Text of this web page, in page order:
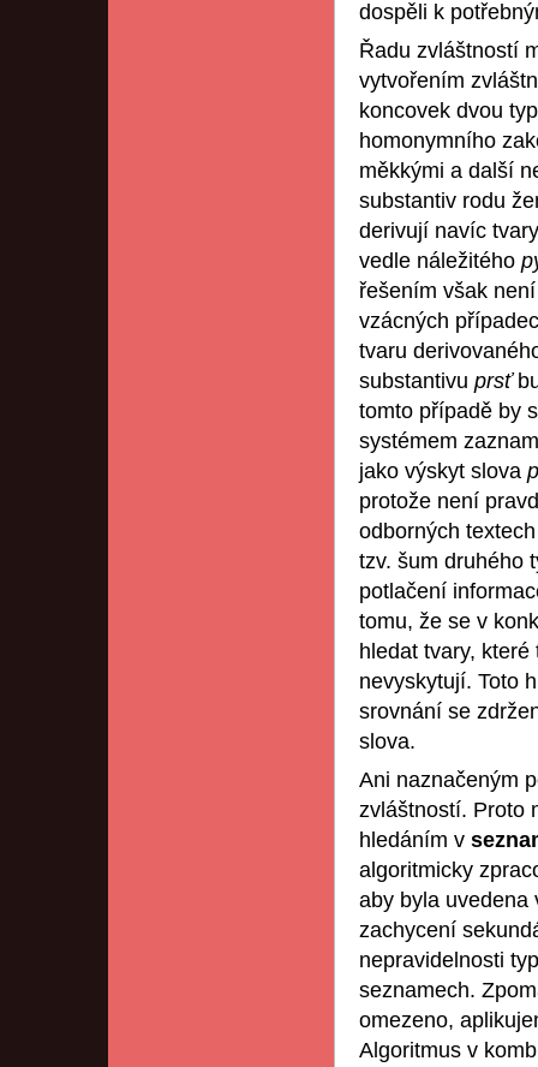
dospěli k
Řadu zvláštností
vytvořením
koncovek dvou
homonymního
měkkými a další
substantiv rodu
derivují navíc
vedle náležitého
řešením však
vzácných
tvaru
substantivu prsť
tomto případě by
systémem
jako výskyt slova
protože není
odborných
tzv. šum druhého
potlačení
tomu, že se v
hledat tvary,
nevyskytují. Toto
srovnání se
slova.
Ani naznačeným
zvláštností. Proto
hledáním v
algoritmicky
aby byla uvedena
zachycení
nepravidelnosti
seznamech.
omezeno,
Algoritmus v